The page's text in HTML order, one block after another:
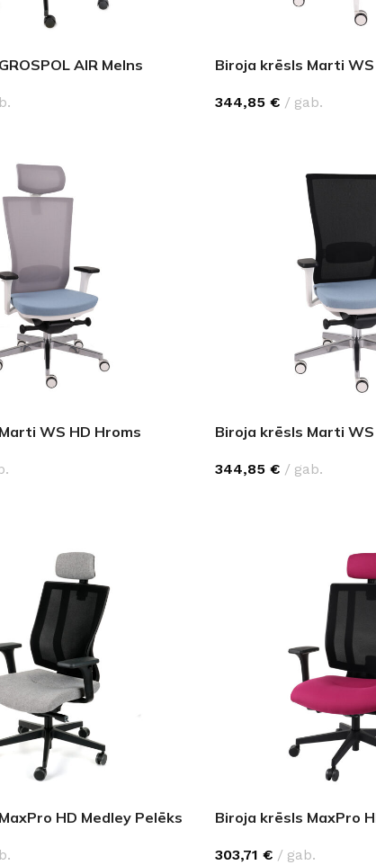
fasādem un mitrām
IESKATIES!
profesionāli interjera dizaineri
AIR Melns Biroja krēsls Marti
344,85 € gab.
WS HD Hroms Biroja krēsls Marti
344,85 € gab.
HD Medley Pelēks Biroja krēsls MaxPro
303,71 € gab.